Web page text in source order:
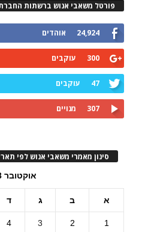
פורטל משאבי אנוש ברשתות
24,924 אוהדים
300 עוקבים
47 עוקבים
307 מנויים
סינון מאמרי משאבי אנוש לפי
אוקטובר 2023
א ב ג ד
1
2
3
4